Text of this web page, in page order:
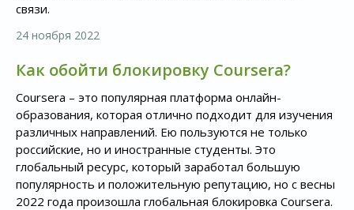
связи.
24 ноября 2022
Как обойти блокировку Coursera?
Coursera – это популярная платформа онлайн-
образования, которая отлично подходит для изучения
различных направлений. Ею пользуются не только
российские, но и иностранные студенты. Это
глобальный ресурс, который заработал большую
популярность и положительную репутацию, но с весны
2022 года произошла глобальная блокировка Coursera.